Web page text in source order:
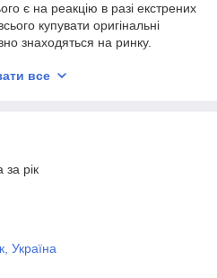
є на реакцію в разі екстрених
купувати оригінальні
знаходяться на ринку.
рекомендує купувати не
знайдуться лампочки з
ламп від компаній Філіпс і
Приємних покупок і
все
за рік
Україна